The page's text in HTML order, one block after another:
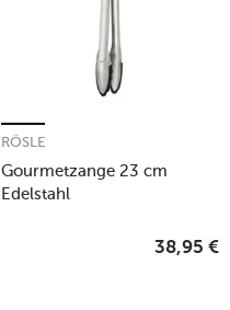
Gourmetzange 23 cm
Edelstahl
RÖSLE
38,95 €